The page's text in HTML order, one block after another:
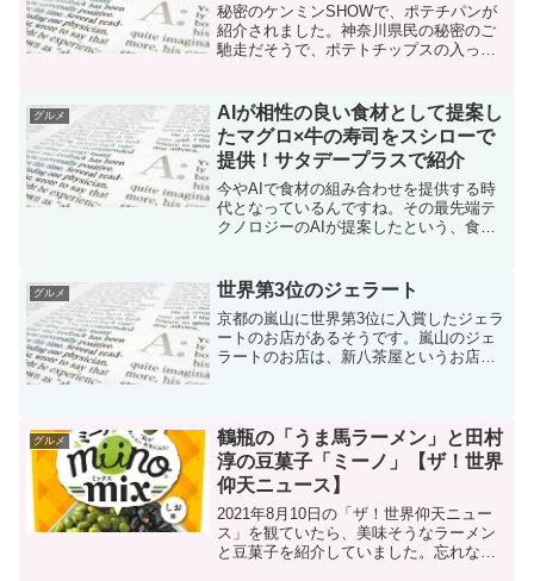
秘密のケンミンSHOWで、ポテチパンが
紹介されました。神奈川県民の秘密のご
馳走だそうで、ポテトチップスの入った
るそうです。自分でも作れそうです。
グルメ
AIが相性の良い食材として提案し
たマグロ×牛の寿司をスシローで
提供！サタデープラスで紹介
今やAIで食材の組み合わせを提供する時
代となっているんですね。その最先端テ
クノロジーのAIが提案したという、食材
番組で紹介してました。
グルメ 世界第3位のジェラート
京都の嵐山に世界第3位に入賞したジェラ
ートのお店があるそうです。嵐山のジェ
ラートのお店は、新八茶屋というお店。
してました。新八茶屋 ...
グルメ
鶴瓶の「うま馬ラーメン」と田村
淳の豆菓子「ミーノ」【ザ！世界
仰天ニュース】
2021年8月10日の「ザ！世界仰天ニュー
ス」を観ていたら、美味そうなラーメン
と豆菓子を紹介していました。忘れない